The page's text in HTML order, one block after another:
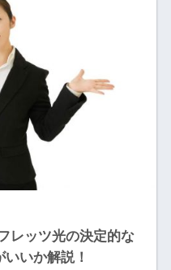
レッツ光の決定的な
いか解説！